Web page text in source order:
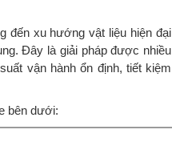
đến xu hướng vật liệu hiện đại
Đây là giải pháp được nhiều
vận hành ổn định, tiết kiệm
bên dưới: